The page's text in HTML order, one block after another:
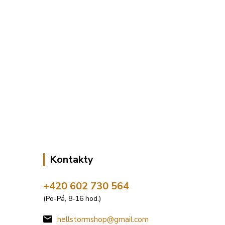
Kontakty
+420 602 730 564
(Po-Pá, 8-16 hod.)
hellstormshop@gmail.com